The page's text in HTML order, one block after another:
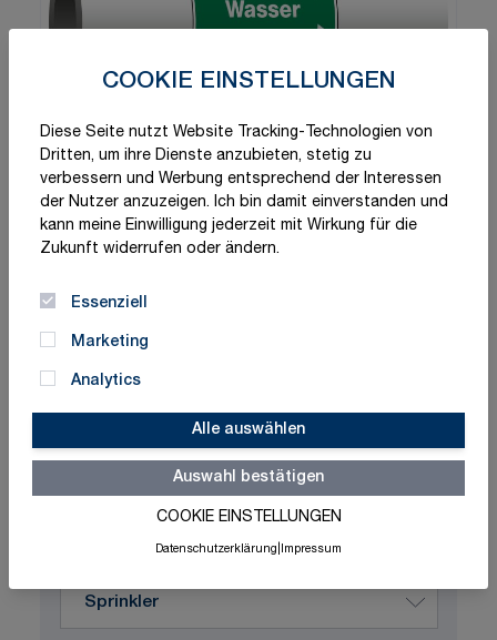
COOKIE EINSTELLUNGEN
Diese Seite nutzt Website Tracking-Technologien von
Dritten, um ihre Dienste anzubieten, stetig zu
verbessern und Werbung entsprechend der Interessen
der Nutzer anzuzeigen. Ich bin damit einverstanden und
kann meine Einwilligung jederzeit mit Wirkung für die
Zukunft widerrufen oder ändern.
Essenziell
Marketing
Analytics
Alle auswählen
Auswahl bestätigen
COOKIE EINSTELLUNGEN
Datenschutzerklärung Impressum
Schnelle Lieferung
Made in Germany
ISO-zertifizierte Qualität
Produktvariation wählen